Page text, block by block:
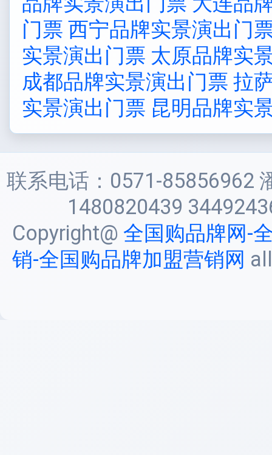
门票 西宁品牌实景演出门
实景演出门票 太原品牌实
成都品牌实景演出门票 拉
实景演出门票 昆明品牌实
联系电话：0571-85856962
1480820439
Copyright@ 全国购品牌网-
销-全国购品牌加盟营销网